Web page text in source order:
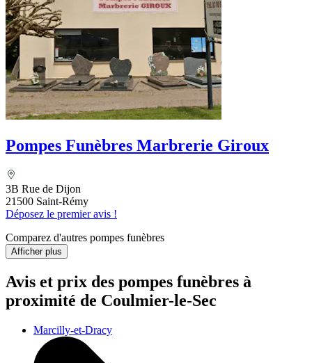
Pompes Funèbres Marbrerie Giroux
3B Rue de Dijon
21500 Saint-Rémy
Déposez le premier avis !
Comparez d'autres pompes funèbres
Afficher plus
Avis et prix des pompes funèbres à
proximité de Coulmier-le-Sec
Marcilly-et-Dracy